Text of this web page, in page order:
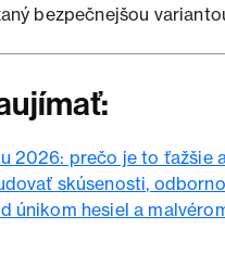
bezpečnejšou
2026: prečo je to ťažšie
skúsenosti,
únikom hesiel a